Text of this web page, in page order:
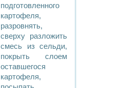
подготовленного
картофеля,
разровнять,
сверху разложить
смесь из сельди,
покрыть слоем
оставшегося
картофеля,